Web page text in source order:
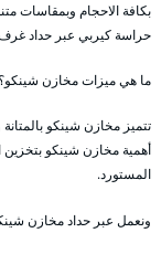
بكافة الاحجام وبمقاسات
حراسة كيربي عبر حداد
ما هي ميزات مخازن شينكو؟
تتميز مخازن شينكو
أهمية مخازن شينكو بتخزين
المستورد.
ونعمل عبر حداد مخازن